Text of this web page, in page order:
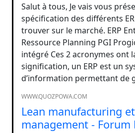
Salut à tous, Je vais vous
spécification des différents
trouver sur le marché. ERP
Ressource Planning PGI
intégré Ces 2 acronymes ont
signification, un ERP est un
d’information permettant de
WWW.QUOZPOWA.COM
Lean manufacturing
management -